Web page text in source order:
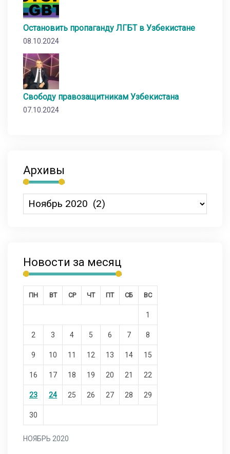
Остановить пропаганду ЛГБТ в Узбекистане
08.10.2024
Свободу правозащитникам Узбекистана
07.10.2024
Архивы
Новости за месяц
НОЯБРЬ 2020
ПН ВТ СР ЧТ ПТ СБ ВС
1
2 3 4 5 6 7 8
9 10 11 12 13 14 15
16 17 18 19 20 21 22
23 24 25 26 27 28 29
30